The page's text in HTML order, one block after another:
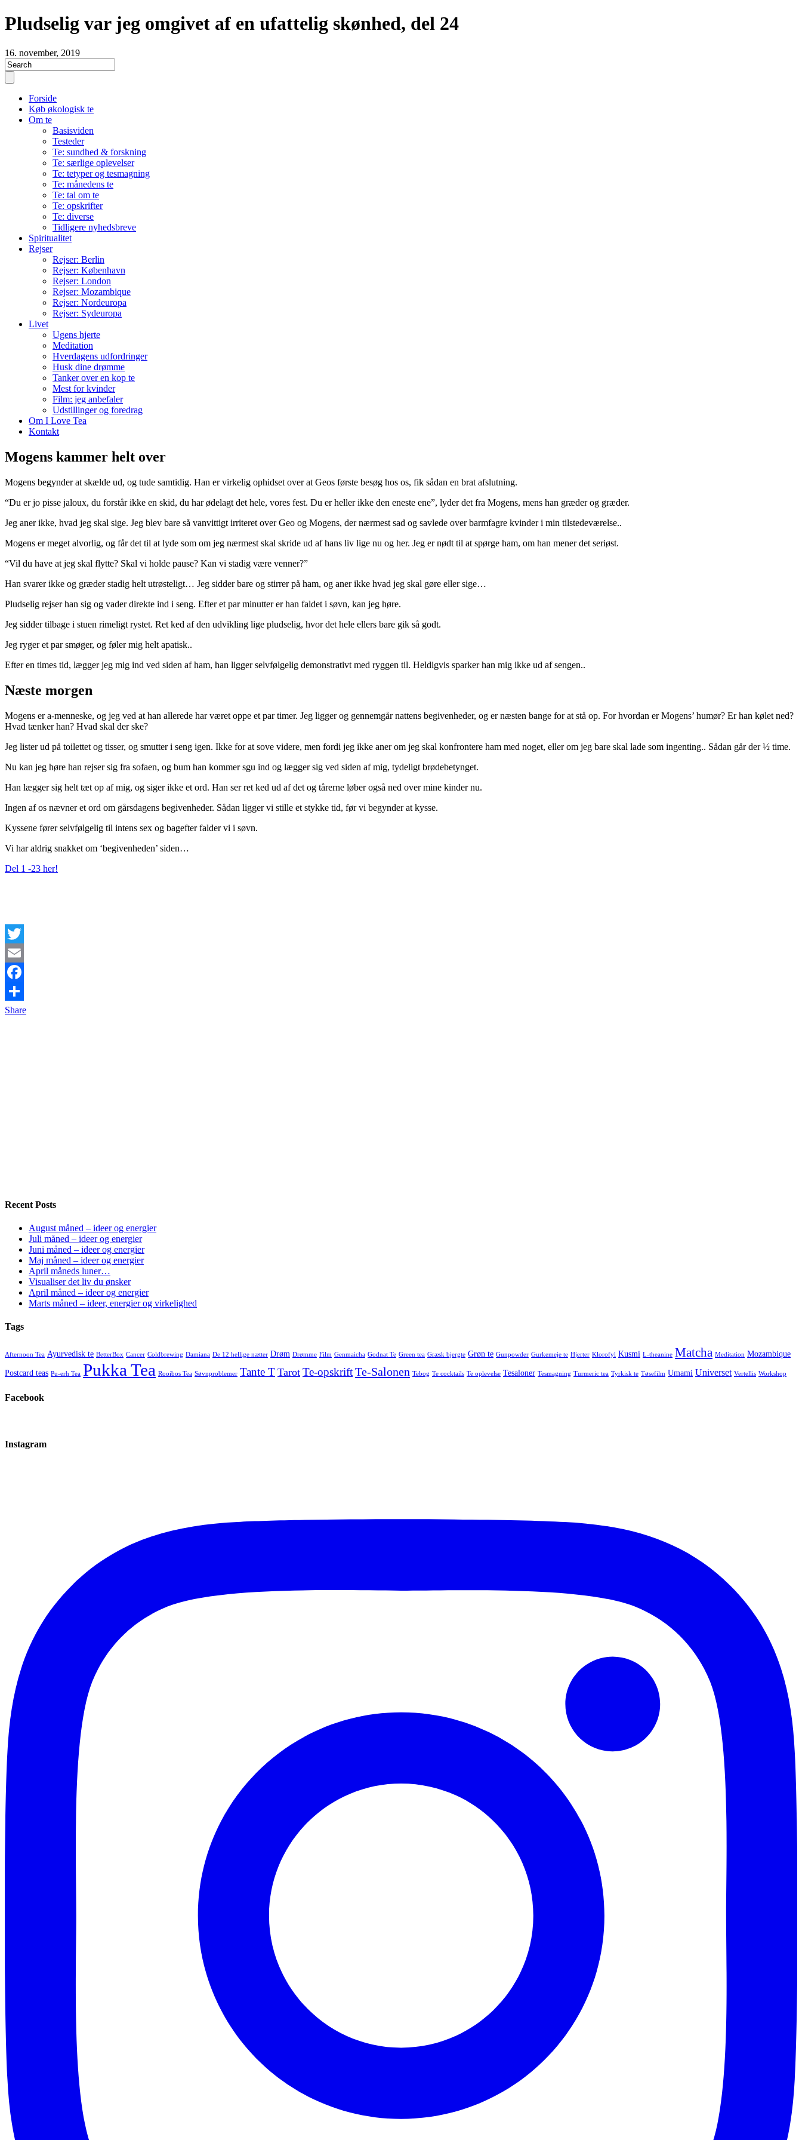
Pludselig var jeg omgivet af en ufattelig skønhed, del 24
16. november, 2019
Forside
Køb økologisk te
Om te
Basisviden
Testeder
Te: sundhed & forskning
Te: særlige oplevelser
Te: tetyper og tesmagning
Te: månedens te
Te: tal om te
Te: opskrifter
Te: diverse
Tidligere nyhedsbreve
Spiritualitet
Rejser
Rejser: Berlin
Rejser: København
Rejser: London
Rejser: Mozambique
Rejser: Nordeuropa
Rejser: Sydeuropa
Livet
Ugens hjerte
Meditation
Hverdagens udfordringer
Husk dine drømme
Tanker over en kop te
Mest for kvinder
Film: jeg anbefaler
Udstillinger og foredrag
Om I Love Tea
Kontakt
Mogens kammer helt over
Mogens begynder at skælde ud, og tude samtidig. Han er virkelig ophidset over at Geos første besøg hos os, fik sådan en brat afslutning.
“Du er jo pisse jaloux, du forstår ikke en skid, du har ødelagt det hele, vores fest. Du er heller ikke den eneste ene”, lyder det fra Mogens, mens han græder og græder.
Jeg aner ikke, hvad jeg skal sige. Jeg blev bare så vanvittigt irriteret over Geo og Mogens, der nærmest sad og savlede over barmfagre kvinder i min tilstedeværelse..
Mogens er meget alvorlig, og får det til at lyde som om jeg nærmest skal skride ud af hans liv lige nu og her. Jeg er nødt til at spørge ham, om han mener det seriøst.
“Vil du have at jeg skal flytte? Skal vi holde pause? Kan vi stadig være venner?”
Han svarer ikke og græder stadig helt utrøsteligt… Jeg sidder bare og stirrer på ham, og aner ikke hvad jeg skal gøre eller sige…
Pludselig rejser han sig og vader direkte ind i seng. Efter et par minutter er han faldet i søvn, kan jeg høre.
Jeg sidder tilbage i stuen rimeligt rystet. Ret ked af den udvikling lige pludselig, hvor det hele ellers bare gik så godt.
Jeg ryger et par smøger, og føler mig helt apatisk..
Efter en times tid, lægger jeg mig ind ved siden af ham, han ligger selvfølgelig demonstrativt med ryggen til. Heldigvis sparker han mig ikke ud af sengen..
Næste morgen
Mogens er a-menneske, og jeg ved at han allerede har været oppe et par timer. Jeg ligger og gennemgår nattens begivenheder, og er næsten bange for at stå op. For hvordan er Mogens’ humør? Er han kølet ned?
Hvad tænker han? Hvad skal der ske?
Jeg lister ud på toilettet og tisser, og smutter i seng igen. Ikke for at sove videre, men fordi jeg ikke aner om jeg skal konfrontere ham med noget, eller om jeg bare skal lade som ingenting.. Sådan går der ½ time.
Nu kan jeg høre han rejser sig fra sofaen, og bum han kommer sgu ind og lægger sig ved siden af mig, tydeligt brødebetynget.
Han lægger sig helt tæt op af mig, og siger ikke et ord. Han ser ret ked ud af det og tårerne løber også ned over mine kinder nu.
Ingen af os nævner et ord om gårsdagens begivenheder. Sådan ligger vi stille et stykke tid, før vi begynder at kysse.
Kyssene fører selvfølgelig til intens sex og bagefter falder vi i søvn.
Vi har aldrig snakket om ‘begivenheden’ siden…
Del 1 -23 her!
Twitter
Email
Facebook
Share
Recent Posts
August måned – ideer og energier
Juli måned – ideer og energier
Juni måned – ideer og energier
Maj måned – ideer og energier
April måneds luner…
Visualiser det liv du ønsker
April måned – ideer og energier
Marts måned – ideer, energier og virkelighed
Tags
Afternoon Tea Ayurvedisk te BetterBox Cancer Coldbrewing Damiana De 12 hellige nætter Drøm Drømme Film Genmaicha Godnat Te Green tea Græsk bjergte Grøn te Gunpowder Gurkemeje te Hjerter Klorofyl Kusmi L-theanine Matcha Meditation Mozambique
Postcard teas Pu-erh Tea Pukka Tea Rooibos Tea Søvnproblemer Tante T Tarot Te-opskriftTe-Salonen Tebog Te cocktails Te oplevelse Tesaloner Tesmagning Turmeric tea Tyrkisk te Tøsefilm Umami Universet Vertellis Workshop
Facebook
Instagram